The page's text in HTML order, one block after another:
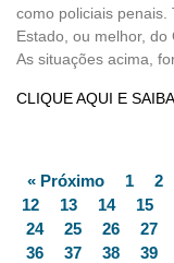
como policiais penais.
Estado, ou melhor, do
As situações acima,
CLIQUE AQUI E
« Próximo 1 2
12
13 14 15
24
25 26 27
36
37 38 39